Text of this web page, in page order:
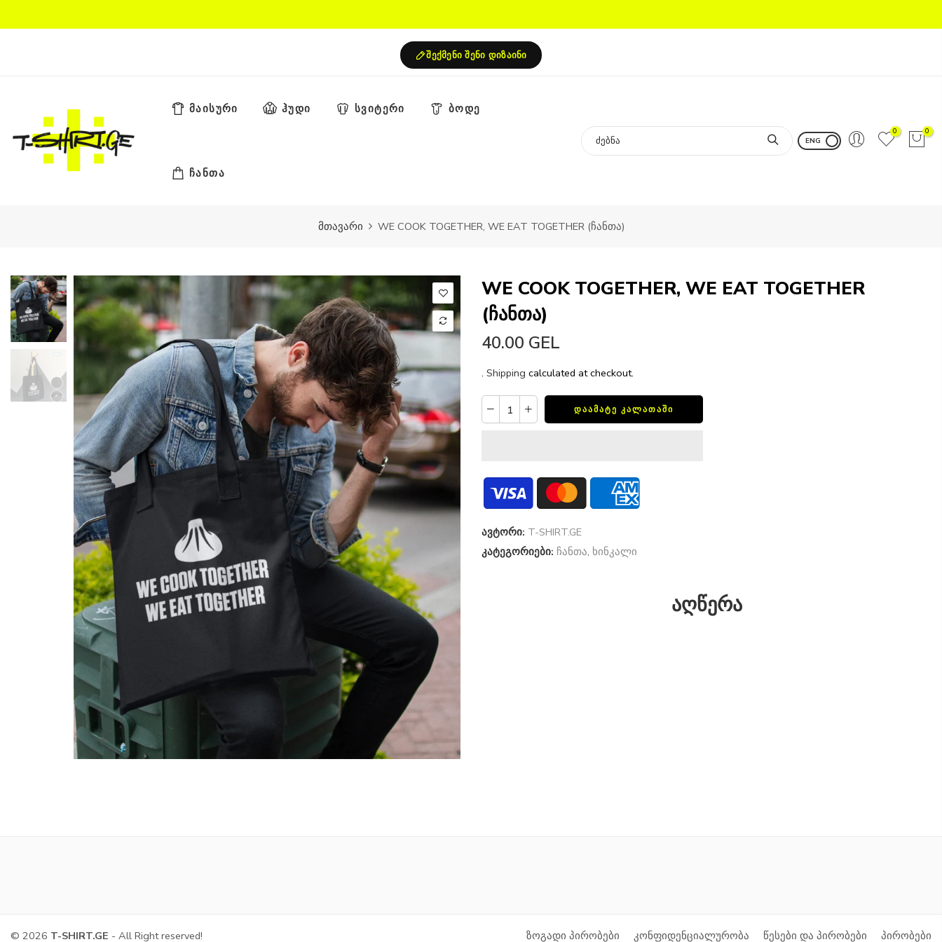
შექმენი შენი დიზაინი
მაისური ჰუდი სვიტერი ბოდე
ჩანთა
ENG
0 0
მთავარი WE COOK TOGETHER, WE EAT TOGETHER (ჩანთა)
WE COOK TOGETHER, WE EAT TOGETHER
(ჩანთა)
40.00 GEL
. Shipping calculated at checkout.
ᲓᲐᲐᲛᲐᲢᲔ ᲙᲐᲚᲐᲗᲐᲨᲘ
ავტორი: T-SHIRT.GE
კატეგორიები: ჩანთა, ხინკალი
აღწერა
© 2026 T-SHIRT.GE - All Right reserved! ზოგადი პირობები კონფიდენციალურობა წესები და პირობები პირობები